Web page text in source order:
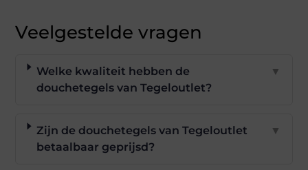
Veelgestelde vragen
Welke kwaliteit hebben de
douchetegels van Tegeloutlet?
▼
Zijn de douchetegels van Tegeloutlet
betaalbaar geprijsd?
▼